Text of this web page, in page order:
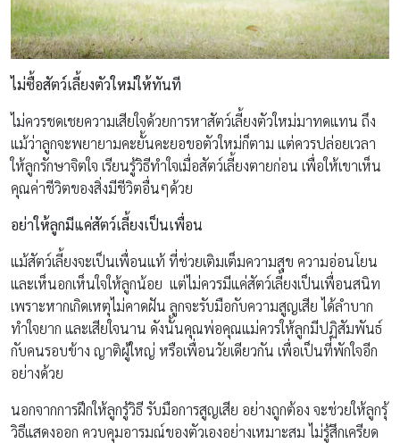
ไม่ซื้อสัตว์เลี้ยงตัวใหม่ให้ทันที
ไม่ควรชดเชยความเสียใจด้วยการหาสัตว์เลี้ยงตัวใหม่มาทดแทน ถึง
แม้ว่าลูกจะพยายามคะยั้นคะยอขอตัวใหม่ก็ตาม แต่ควรปล่อยเวลา
ให้ลูกรักษาจิตใจ เรียนรู้วิธีทำใจเมื่อสัตว์เลี้ยงตายก่อน เพื่อให้เขาเห็น
คุณค่าชีวิตของสิ่งมีชีวิตอื่นๆด้วย
อย่าให้ลูกมีแค่สัตว์เลี้ยงเป็นเพื่อน
แม้สัตว์เลี้ยงจะเป็นเพื่อนแท้ ที่ช่วยเติมเต็มความสุข ความอ่อนโยน
และเห็นอกเห็นใจให้ลูกน้อย แต่ไม่ควรมีแค่สัตว์เลี้ยงเป็นเพื่อนสนิท
เพราะหากเกิดเหตุไม่คาดฝัน ลูกจะรับมือกับความสูญเสีย ได้ลำบาก
ทำใจยาก และเสียใจนาน ดังนั้นคุณพ่อคุณแม่ควรให้ลูกมีปฏิสัมพันธ์
กับคนรอบข้าง ญาติผู้ใหญ่ หรือเพื่อนวัยเดียวกัน เพื่อเป็นที่พักใจอีก
อย่างด้วย
นอกจากการฝึกให้ลูกรู้วิธี รับมือการสูญเสีย อย่างถูกต้อง จะช่วยให้ลูกรุ้
วิธีแสดงออก ควบคุมอารมณ์ของตัวเองอย่างเหมาะสม ไม่รู้สึกเครียด